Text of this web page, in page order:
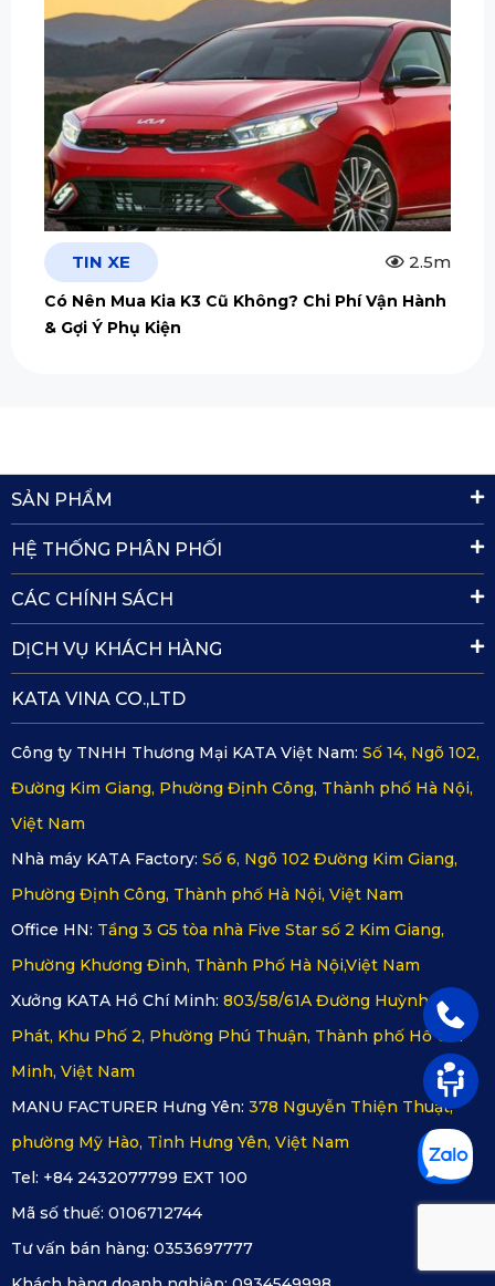
TIN XE 2.5m
Có Nên Mua Kia K3 Cũ Không? Chi Phí Vận Hành
& Gợi Ý Phụ Kiện
SẢN PHẨM
HỆ THỐNG PHÂN PHỐI
CÁC CHÍNH SÁCH
DỊCH VỤ KHÁCH HÀNG
KATA VINA CO.,LTD
Công ty TNHH Thương Mại KATA Việt Nam: Số 14, Ngõ 102,
Đường Kim Giang, Phường Định Công, Thành phố Hà Nội,
Việt Nam
Nhà máy KATA Factory: Số 6, Ngõ 102 Đường Kim Giang,
Phường Định Công, Thành phố Hà Nội, Việt Nam
Office HN: Tầng 3 G5 tòa nhà Five Star số 2 Kim Giang,
Phường Khương Đình, Thành Phố Hà Nội,Việt Nam
Xưởng KATA Hồ Chí Minh: 803/58/61A Đường Huỳnh Tấn
Phát, Khu Phố 2, Phường Phú Thuận, Thành phố Hồ Chí
Minh, Việt Nam
MANU FACTURER Hưng Yên: 378 Nguyễn Thiện Thuật,
phường Mỹ Hào, Tỉnh Hưng Yên, Việt Nam
Tel: +84 2432077799 EXT 100
Mã số thuế: 0106712744
Tư vấn bán hàng: 0353697777